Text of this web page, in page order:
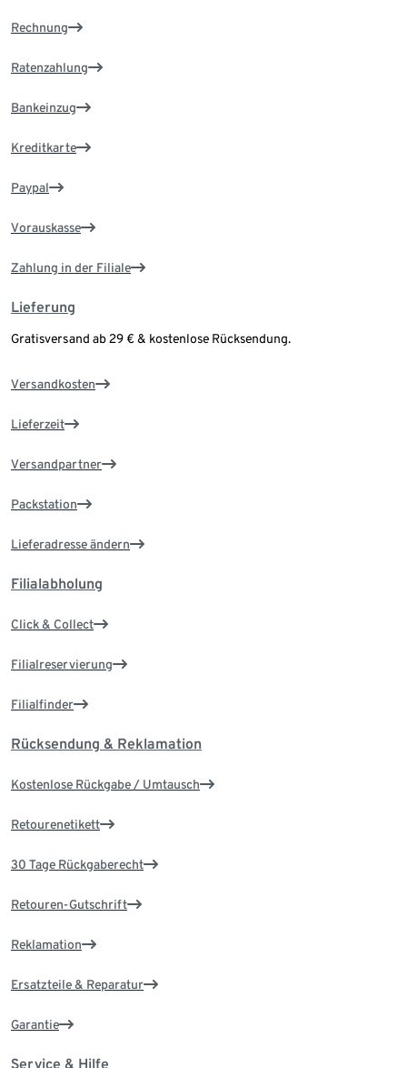
Rechnung
Ratenzahlung
Bankeinzug
Kreditkarte
Paypal
Vorauskasse
Zahlung in der Filiale
Lieferung
Gratisversand ab 29 € & kostenlose Rücksendung.
Versandkosten
Lieferzeit
Versandpartner
Packstation
Lieferadresse ändern
Filialabholung
Click & Collect
Filialreservierung
Filialfinder
Rücksendung & Reklamation
Kostenlose Rückgabe / Umtausch
Retourenetikett
30 Tage Rückgaberecht
Retouren-Gutschrift
Reklamation
Ersatzteile & Reparatur
Garantie
Service & Hilfe